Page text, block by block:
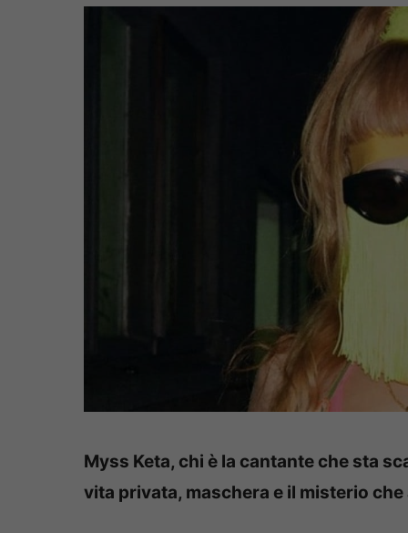
Myss Keta, chi è la cantante che sta
vita privata, maschera e il misterio